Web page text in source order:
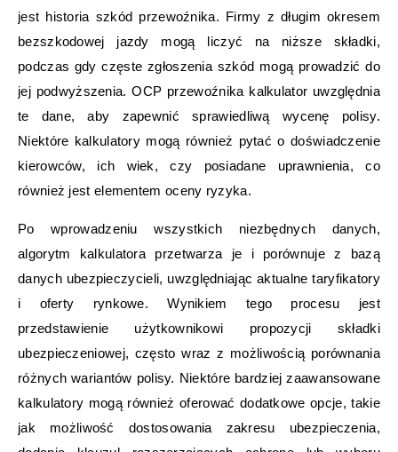
jest historia szkód przewoźnika. Firmy z długim okresem
bezszkodowej jazdy mogą liczyć na niższe składki,
podczas gdy częste zgłoszenia szkód mogą prowadzić do
jej podwyższenia. OCP przewoźnika kalkulator uwzględnia
te dane, aby zapewnić sprawiedliwą wycenę polisy.
Niektóre kalkulatory mogą również pytać o doświadczenie
kierowców, ich wiek, czy posiadane uprawnienia, co
również jest elementem oceny ryzyka.
Po wprowadzeniu wszystkich niezbędnych danych,
algorytm kalkulatora przetwarza je i porównuje z bazą
danych ubezpieczycieli, uwzględniając aktualne taryfikatory
i oferty rynkowe. Wynikiem tego procesu jest
przedstawienie użytkownikowi propozycji składki
ubezpieczeniowej, często wraz z możliwością porównania
różnych wariantów polisy. Niektóre bardziej zaawansowane
kalkulatory mogą również oferować dodatkowe opcje, takie
jak możliwość dostosowania zakresu ubezpieczenia,